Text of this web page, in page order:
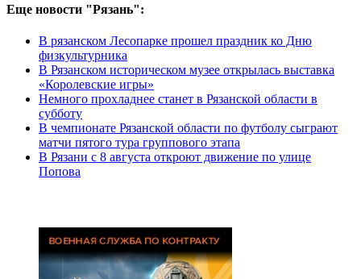
Еще новости "Рязань":
В рязанском Лесопарке прошел праздник ко Дню
физкультурника
В Рязанском историческом музее открылась выставка
«Королевские игры»
Немного прохладнее станет в Рязанской области в
субботу
В чемпионате Рязанской области по футболу сыграют
матчи пятого тура группового этапа
В Рязани с 8 августа откроют движение по улице
Попова